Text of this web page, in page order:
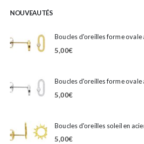
NOUVEAUTÉS
5,00€
5,00€
5,00€